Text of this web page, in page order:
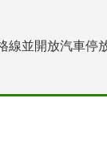
線並開放汽車停